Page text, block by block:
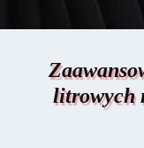
litrowych